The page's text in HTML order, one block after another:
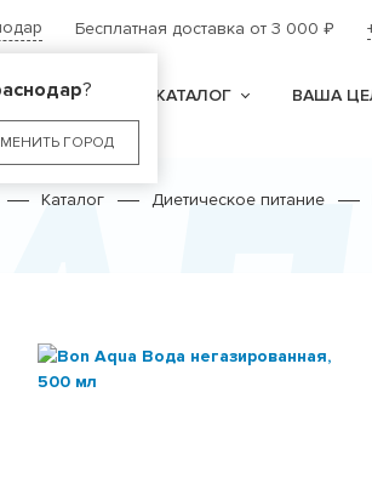
?
ГОРОД
Бесплатная доставка от 3 000₽
КАТАЛОГ ВАША
Каталог Диетическое питание